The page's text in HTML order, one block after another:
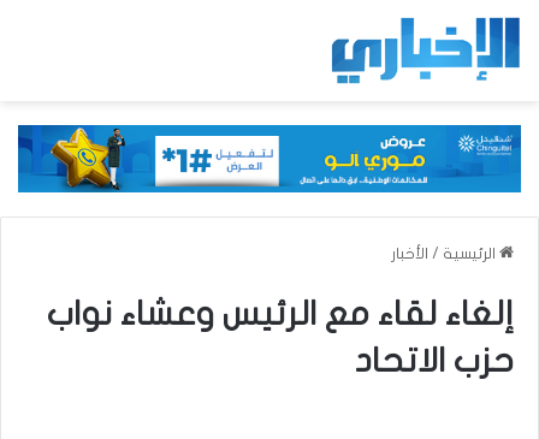
الرئيسية / الأخبار
إلغاء لقاء مع الرئيس وعشاء نواب
حزب الاتحاد